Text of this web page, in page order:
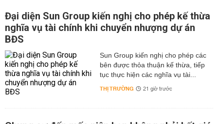
Đại diện Sun Group kiến nghị cho phép kế thừa
nghĩa vụ tài chính khi chuyển nhượng dự án
BĐS
Sun Group kiến nghị cho phép các
bên được thỏa thuận kế thừa, tiếp
tục thực hiện các nghĩa vụ tài...
THỊ TRƯỜNG 21 giờ trước